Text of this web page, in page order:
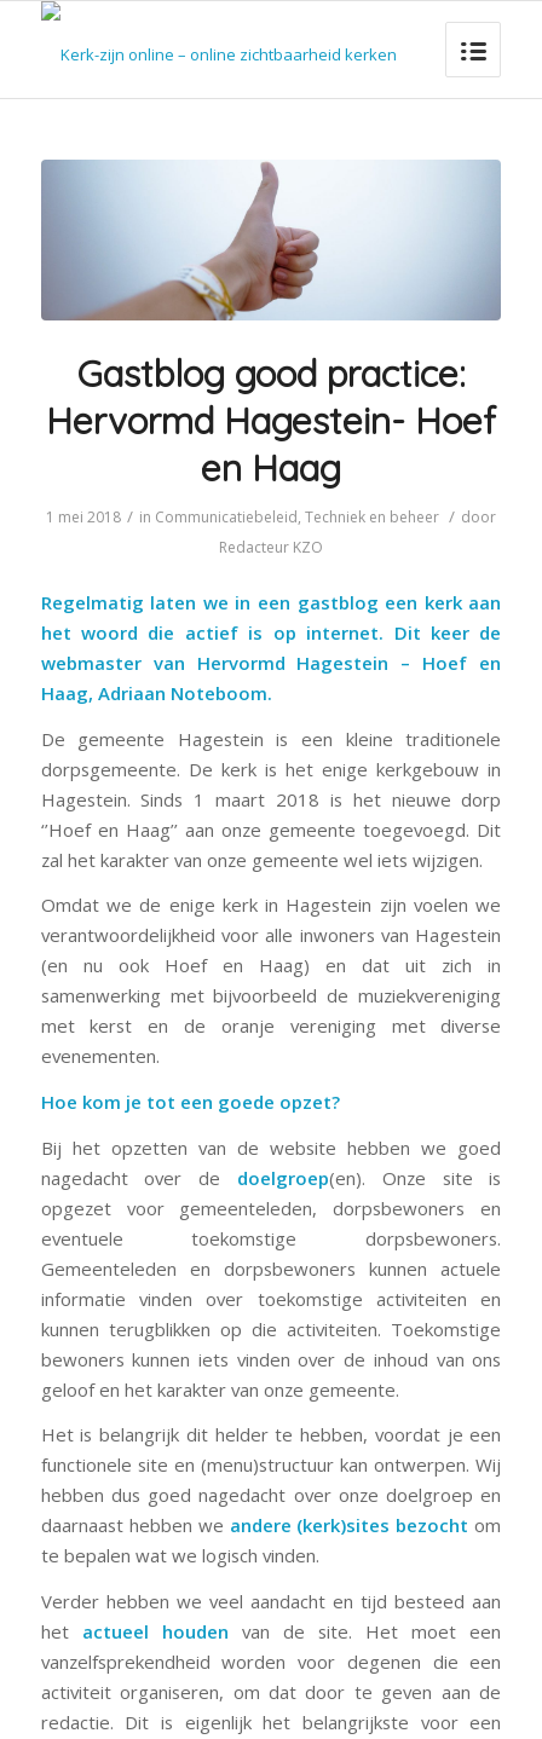
Gastblog good practice:
Hervormd Hagestein- Hoef
en Haag
1 mei 2018 / in Communicatiebeleid, Techniek en beheer / door
Redacteur KZO
Regelmatig laten we in een gastblog een kerk aan
het woord die actief is op internet. Dit keer de
webmaster van Hervormd Hagestein – Hoef en
Haag, Adriaan Noteboom.
De gemeente Hagestein is een kleine traditionele
dorpsgemeente. De kerk is het enige kerkgebouw in
Hagestein. Sinds 1 maart 2018 is het nieuwe dorp
‘’Hoef en Haag’’ aan onze gemeente toegevoegd. Dit
zal het karakter van onze gemeente wel iets wijzigen.
Omdat we de enige kerk in Hagestein zijn voelen we
verantwoordelijkheid voor alle inwoners van Hagestein
(en nu ook Hoef en Haag) en dat uit zich in
samenwerking met bijvoorbeeld de muziekvereniging
met kerst en de oranje vereniging met diverse
evenementen.
Hoe kom je tot een goede opzet?
Bij het opzetten van de website hebben we goed
nagedacht over de doelgroep(en). Onze site is
opgezet voor gemeenteleden, dorpsbewoners en
eventuele toekomstige dorpsbewoners.
Gemeenteleden en dorpsbewoners kunnen actuele
informatie vinden over toekomstige activiteiten en
kunnen terugblikken op die activiteiten. Toekomstige
bewoners kunnen iets vinden over de inhoud van ons
geloof en het karakter van onze gemeente.
Het is belangrijk dit helder te hebben, voordat je een
functionele site en (menu)structuur kan ontwerpen. Wij
hebben dus goed nagedacht over onze doelgroep en
daarnaast hebben we andere (kerk)sites bezocht om
te bepalen wat we logisch vinden.
Verder hebben we veel aandacht en tijd besteed aan
het actueel houden van de site. Het moet een
vanzelfsprekendheid worden voor degenen die een
activiteit organiseren, om dat door te geven aan de
redactie. Dit is eigenlijk het belangrijkste voor een